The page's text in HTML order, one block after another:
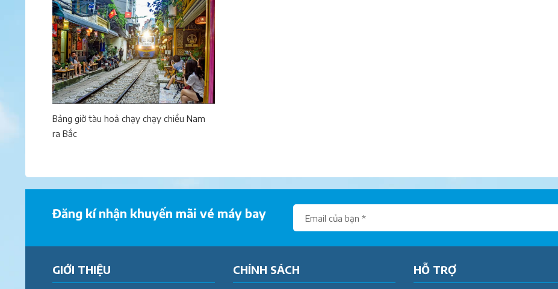
Bảng giờ tàu hoả chạy chạy chiều Nam
ra Bắc
Đăng kí nhận khuyến mãi vé máy bay
GIỚI THIỆU CHÍNH SÁCH HỖ TRỢ